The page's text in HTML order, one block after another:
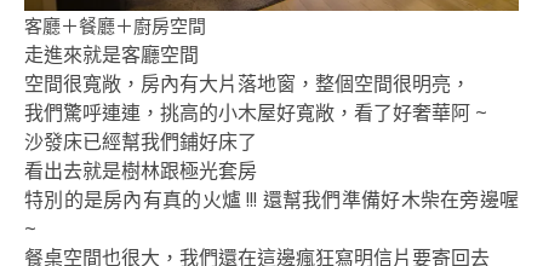
客廳＋餐廳＋廚房空間
走進來就是客廳空間
空間很寬敞，房內有大片落地窗，整個空間很明亮，
我們驚呼連連，挑高的小木屋好寬敞，看了好奢華阿 ~
沙發床已經幫我們鋪好床了
看出去就是樹林跟極光套房
特別的是房內有真的火爐 !!! 還幫我們準備好木柴在旁邊喔
~
餐桌空間也很大，我們還在這邊瘋狂寫明信片要寄回去